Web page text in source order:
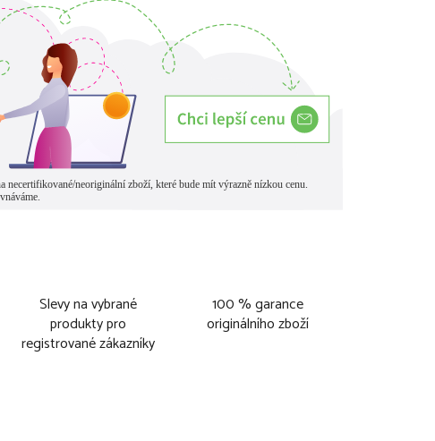
Slevy na vybrané
produkty pro
registrované zákazníky
100 % garance
originálního zboží